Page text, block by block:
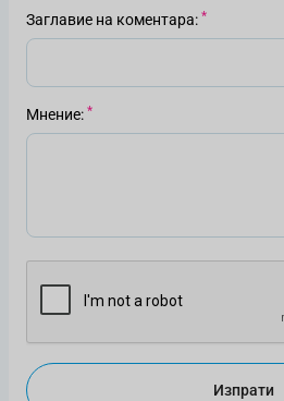
Заглавие на коментара
Мнение
Изпрати